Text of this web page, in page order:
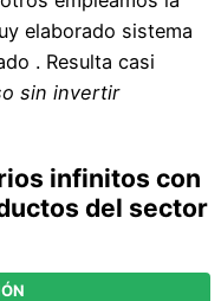
elaborado sistema
. Resulta casi
sin invertir
infinitos con
del sector